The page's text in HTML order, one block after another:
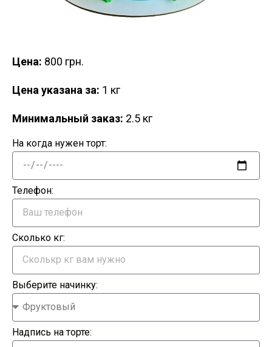
Цена: 800 грн.
Цена указана за: 1 кг
Минимальный заказ: 2.5 кг
На когда нужен торт:
Телефон:
Сколько кг:
Выберите начинку:
Надпись на торте: